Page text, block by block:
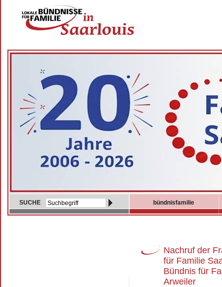
SUCHE bündnisfamilie
Nachruf der
für Familie
Bündnis für
Arweiler